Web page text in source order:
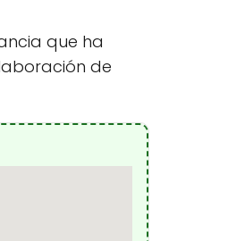
que ha
de